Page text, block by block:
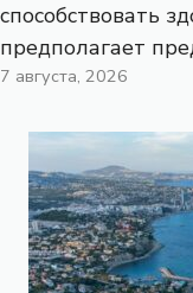
способствовать
предполагает
7 августа, 2026